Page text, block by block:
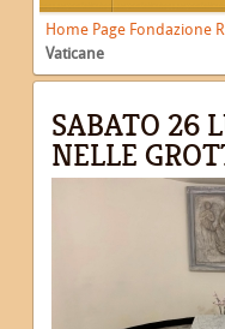
Home Page Fondazione
Vaticane
SABATO 26
NELLE